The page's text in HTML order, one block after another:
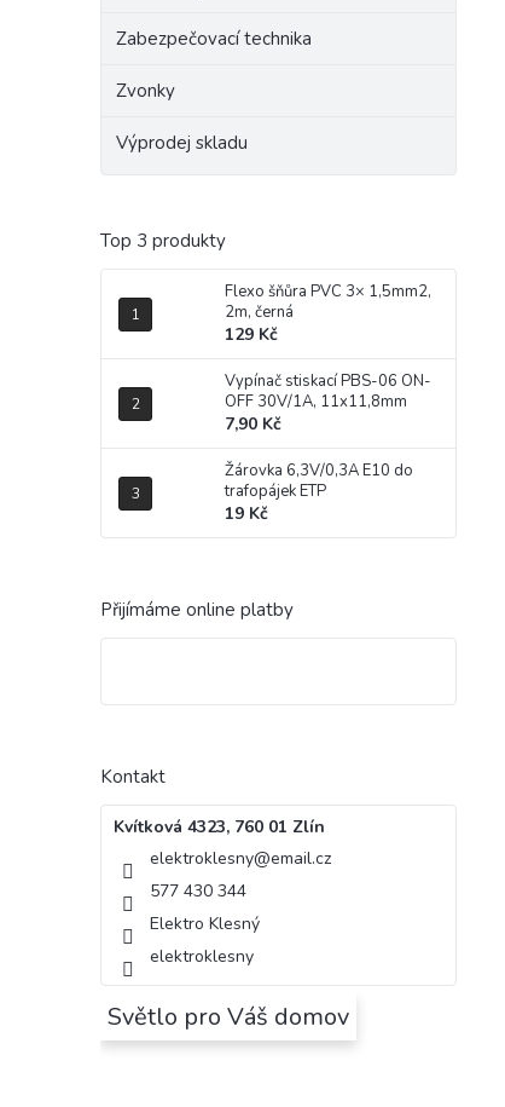
Zabezpečovací technika
Zvonky
Výprodej skladu
Top 3 produkty
Flexo šňůra PVC 3× 1,5mm2,
2m, černá
129 Kč
Vypínač stiskací PBS-06 ON-
OFF 30V/1A, 11x11,8mm
7,90 Kč
Žárovka 6,3V/0,3A E10 do
trafopájek ETP
19 Kč
Přijímáme online platby
Kontakt
Kvítková 4323, 760 01 Zlín
elektroklesny@email.cz
577 430 344
Elektro Klesný
elektroklesny
Světlo pro Váš domov